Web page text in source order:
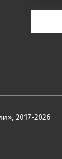
2017-2026